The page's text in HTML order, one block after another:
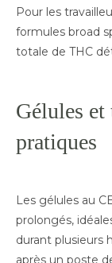
Pour les
formules broad
totale de THC
Gélules et
pratiques
Les gélules au
prolongés,
durant plusieurs
après un poste